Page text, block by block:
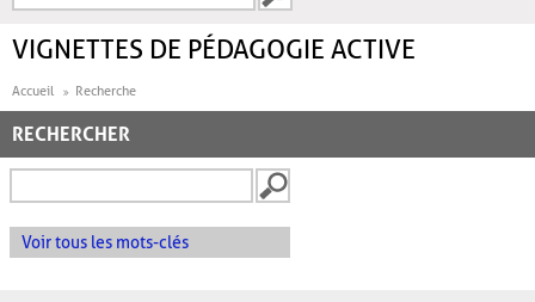
VIGNETTES DE PÉDAGOGIE ACTIVE
Accueil Recherche
RECHERCHER
Voir tous les mots-clés